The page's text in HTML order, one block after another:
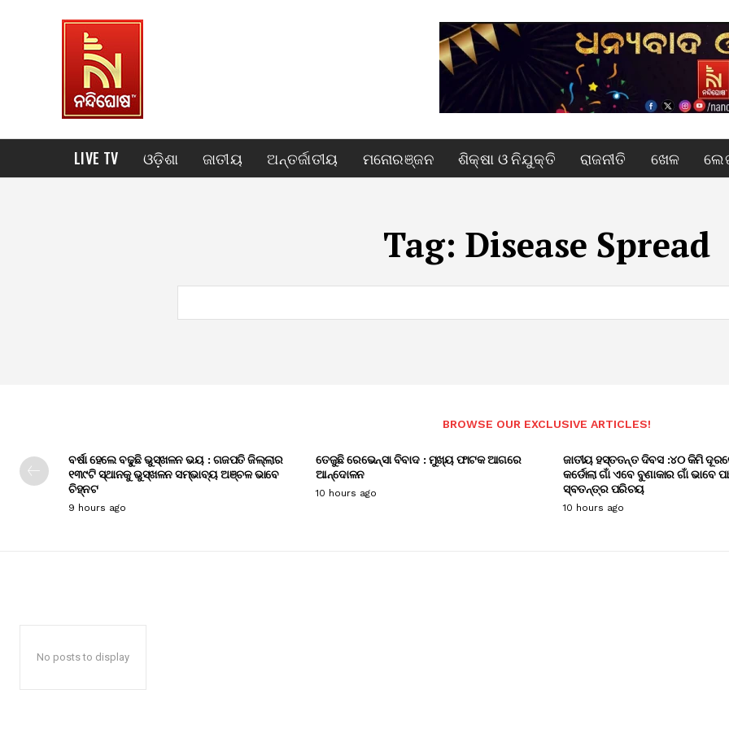
LIVE TV ଓଡ଼ିଶା ଜାତୀୟ ଅନ୍ତର୍ଜାତୀୟ ମନୋରଞ୍ଜନ ଶିକ୍ଷା ଓ ନିଯୁକ୍ତି ରାଜନୀତି ଖେଳ
Tag: Disease Spread
BROWSE OUR EXCLUSIVE ARTICLES!
ବର୍ଷା ହେଲେ ବଢୁଛି ଭୁସ୍ଖଳନ ଭୟ : ଗଜପତି ଜିଲ୍ଲାର
୧୩୯ଟି ସ୍ଥାନକୁ ଭୁସ୍ଖଳନ ସମ୍ଭାବ୍ୟ ଅଞ୍ଚଳ ଭାବେ
ଚିହ୍ନଟ
9 hours ago
ତେଜୁଛି ରେଭେନ୍ସା ବିବାଦ : ମୁଖ୍ୟ ଫାଟକ ଆଗରେ
ଆନ୍ଦୋଳନ
10 hours ago
ଜାତୀୟ ହସ୍ତତନ୍ତ ଦିବସ :୪୦ କିମି
କର୍ଡୋଲା ଗାଁ ଏବେ ବୁଣାକାର ଗାଁ ଭାବେ
ସ୍ବତନ୍ତ୍ର ପରିଚୟ
10 hours ago
No posts to display